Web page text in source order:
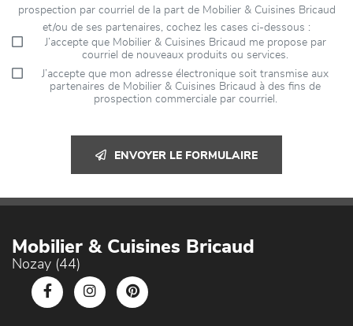
prospection par courriel de la part de Mobilier & Cuisines Bricaud
et/ou de ses partenaires, cochez les cases ci-dessous :
J’accepte que Mobilier & Cuisines Bricaud me propose par
courriel de nouveaux produits ou services.
J’accepte que mon adresse électronique soit transmise aux
partenaires de Mobilier & Cuisines Bricaud à des fins de
prospection commerciale par courriel.
ENVOYER LE FORMULAIRE
Mobilier & Cuisines Bricaud
Nozay (44)